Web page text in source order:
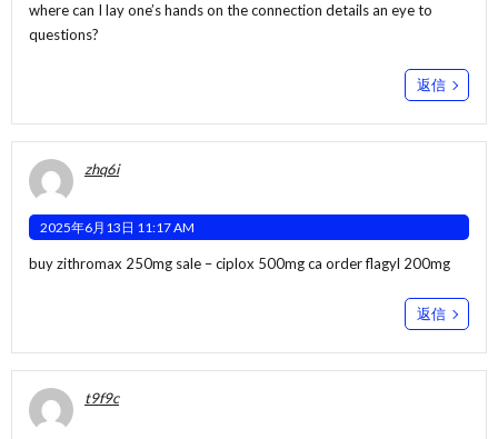
where can I lay one’s hands on the connection details an eye to
questions?
返信
zhq6i
2025年6月13日 11:17 AM
buy zithromax 250mg sale –ciplox 500mg ca order flagyl 200mg
返信
t9f9c